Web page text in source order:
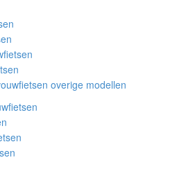
overige modellen